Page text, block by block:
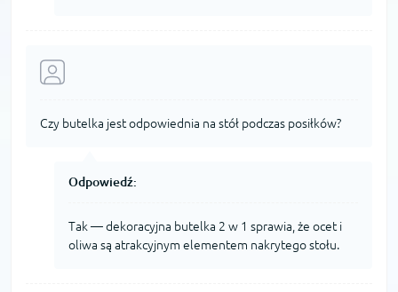
Czy butelka jest odpowiednia na stół podczas posiłków?
Odpowiedź:
Tak — dekoracyjna butelka 2 w 1 sprawia, że ocet i
oliwa są atrakcyjnym elementem nakrytego stołu.